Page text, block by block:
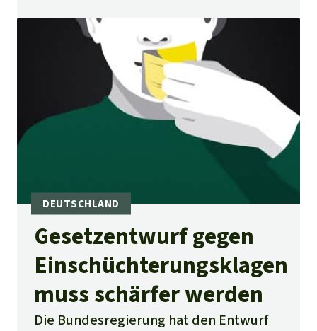
Wilderei
Staudämme
Gesetzentwurf gegen
Einschüchterungsklagen
muss schärfer werden
Die Bundesregierung hat den Entwurf